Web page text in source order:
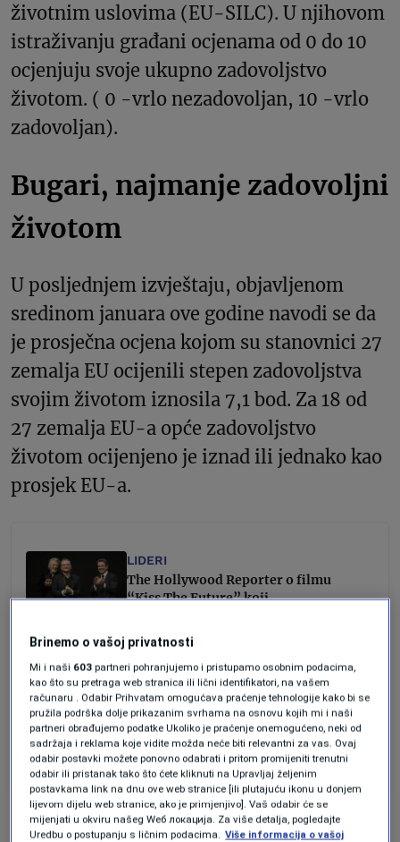
životnim uslovima (EU-SILC). U njihovom
istraživanju građani ocjenama od 0 do 10
ocjenjuju svoje ukupno zadovoljstvo
životom. ( 0 -vrlo nezadovoljan, 10 -vrlo
zadovoljan).
Bugari, najmanje zadovoljni
životom
U posljednjem izvještaju, objavljenom
sredinom januara ove godine navodi se da
je prosječna ocjena kojom su stanovnici 27
zemalja EU ocijenili stepen zadovoljstva
svojim životom iznosila 7,1 bod. Za 18 od
27 zemalja EU-a opće zadovoljstvo
životom ocijenjeno je iznad ili jednako kao
prosjek EU-a.
LIDERI
The Hollywood Reporter o filmu
“Kiss The Future” koji
Sarajlije su za muziku rizikovali
svoje živote
Ika Ferrer Gotić
LISTE
Odselili biste negdje daleko? Ovo
je 10 zemalja za život iz snova
Forbes
Kvalitetom svog života najviše su
Brinemo o vašoj privatnosti
Mi i naši 603 partneri pohranjujemo i pristupamo osobnim podacima,
kao što su pretraga web stranica ili lični identifikatori, na vašem
računaru . Odabir Prihvatam omogućava praćenje tehnologije kako bi se
pružila podrška dolje prikazanim svrhama na osnovu kojih mi i naši
partneri obrađujemo podatke Ukoliko je praćenje onemogućeno, neki od
sadržaja i reklama koje vidite možda neće biti relevantni za vas. Ovaj
odabir postavki možete ponovno odabrati i pritom promijeniti trenutni
odabir ili pristanak tako što ćete kliknuti na Upravljaj željenim
postavkama link na dnu ove web stranice [ili plutajuću ikonu u donjem
lijevom dijelu web stranice, ako je primjenjivo]. Vaš odabir će se
mijenjati u okviru našeg Wеб локација. Za više detalja, pogledajte
Uredbu o postupanju s ličnim podacima. Više informacija o vašoj